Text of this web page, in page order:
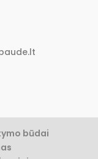
būdai